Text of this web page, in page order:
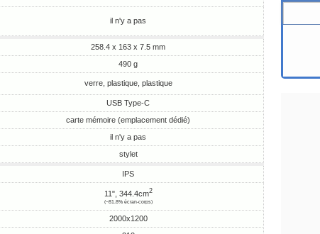
il n'y a pas
258.4 x 163 x 7.5 mm
490 g
verre, plastique, plastique
USB Type-C
carte mémoire (emplacement dédié)
il n'y a pas
stylet
IPS
11", 344.4cm2
(~81.8% écran-corps)
2000x1200